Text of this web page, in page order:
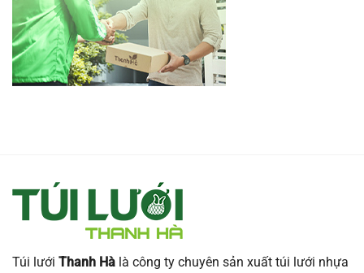
Túi lưới Thanh Hà là công ty chuyên sản xuất túi lưới nhựa